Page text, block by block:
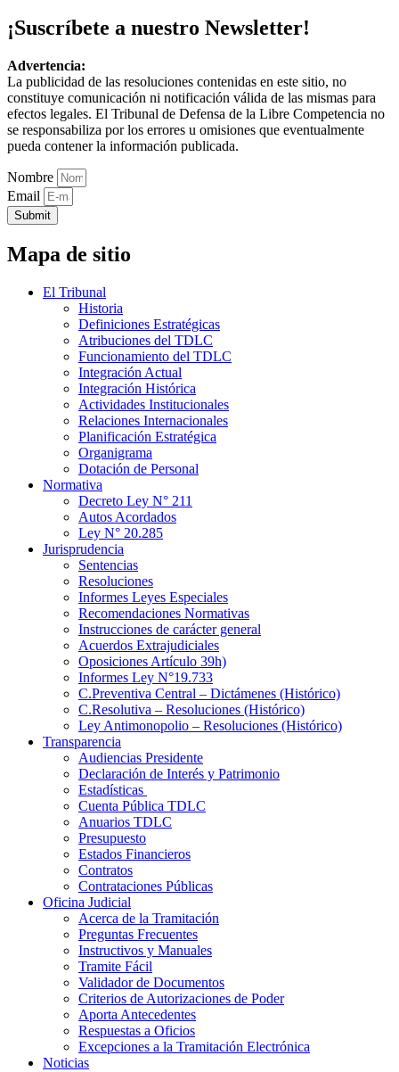
¡Suscríbete a nuestro Newsletter!
Advertencia:
La publicidad de las resoluciones contenidas en este sitio, no
constituye comunicación ni notificación válida de las mismas para
efectos legales. El Tribunal de Defensa de la Libre Competencia no
se responsabiliza por los errores u omisiones que eventualmente
pueda contener la información publicada.
Nombre
Email
Submit
Mapa de sitio
El Tribunal
Historia
Definiciones Estratégicas
Atribuciones del TDLC
Funcionamiento del TDLC
Integración Actual
Integración Histórica
Actividades Institucionales
Relaciones Internacionales
Planificación Estratégica
Organigrama
Dotación de Personal
Normativa
Decreto Ley N° 211
Autos Acordados
Ley N° 20.285
Jurisprudencia
Sentencias
Resoluciones
Informes Leyes Especiales
Recomendaciones Normativas
Instrucciones de carácter general
Acuerdos Extrajudiciales
Oposiciones Artículo 39h)
Informes Ley N°19.733
C.Preventiva Central – Dictámenes (Histórico)
C.Resolutiva – Resoluciones (Histórico)
Ley Antimonopolio – Resoluciones (Histórico)
Transparencia
Audiencias Presidente
Declaración de Interés y Patrimonio
Estadísticas
Cuenta Pública TDLC
Anuarios TDLC
Presupuesto
Estados Financieros
Contratos
Contrataciones Públicas
Oficina Judicial
Acerca de la Tramitación
Preguntas Frecuentes
Instructivos y Manuales
Tramite Fácil
Validador de Documentos
Criterios de Autorizaciones de Poder
Aporta Antecedentes
Respuestas a Oficios
Excepciones a la Tramitación Electrónica
Noticias